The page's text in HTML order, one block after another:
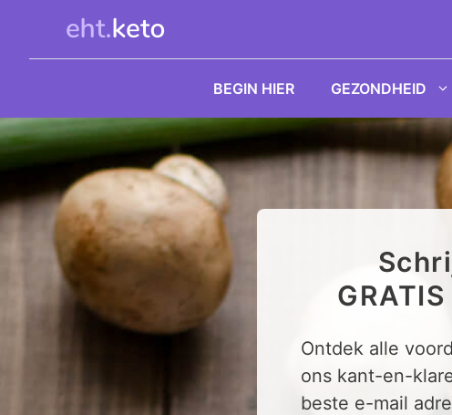
BEGIN HIER GEZONDHEID
Ontdek alle
ons kant-en-
beste e-mail